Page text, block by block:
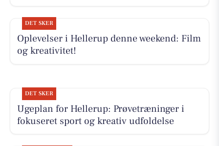
DET SKER
Oplevelser i Hellerup denne weekend: Film
og kreativitet!
DET SKER
Ugeplan for Hellerup: Prøvetræninger i
fokuseret sport og kreativ udfoldelse